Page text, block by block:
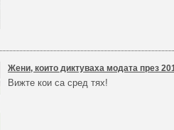
Жени, които диктуваха модата през
Вижте кои са сред тях!